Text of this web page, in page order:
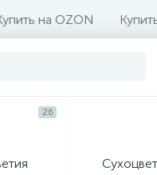
на OZON
26